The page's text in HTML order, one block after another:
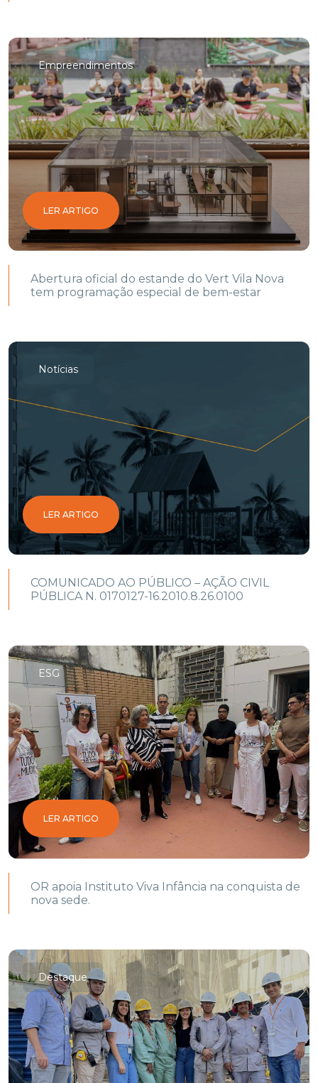
Empreendimentos
LER ARTIGO
Abertura oficial do estande do Vert Vila Nova
tem programação especial de bem-estar
Notícias
LER ARTIGO
COMUNICADO AO PÚBLICO – AÇÃO CIVIL
PÚBLICA N. 0170127-16.2010.8.26.0100
ESG
LER ARTIGO
OR apoia Instituto Viva Infância na conquista de
nova sede.
Destaque